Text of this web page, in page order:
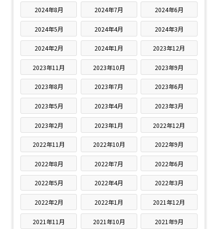
2024年8月 2024年7月 2024年6月
2024年5月 2024年4月 2024年3月
2024年2月 2024年1月 2023年12月
2023年11月 2023年10月 2023年9月
2023年8月 2023年7月 2023年6月
2023年5月 2023年4月 2023年3月
2023年2月 2023年1月 2022年12月
2022年11月 2022年10月 2022年9月
2022年8月 2022年7月 2022年6月
2022年5月 2022年4月 2022年3月
2022年2月 2022年1月 2021年12月
2021年11月 2021年10月 2021年9月